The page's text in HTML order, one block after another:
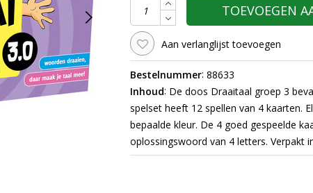
TOEVOEGEN
Aan verlanglijst toevoegen
Bestelnummer: 88633
Inhoud: De doos Draaitaal groep 3
spelset heeft 12 spellen van 4 kaarten.
bepaalde kleur. De 4 goed gespeelde
oplossingswoord van 4 letters. Verpakt